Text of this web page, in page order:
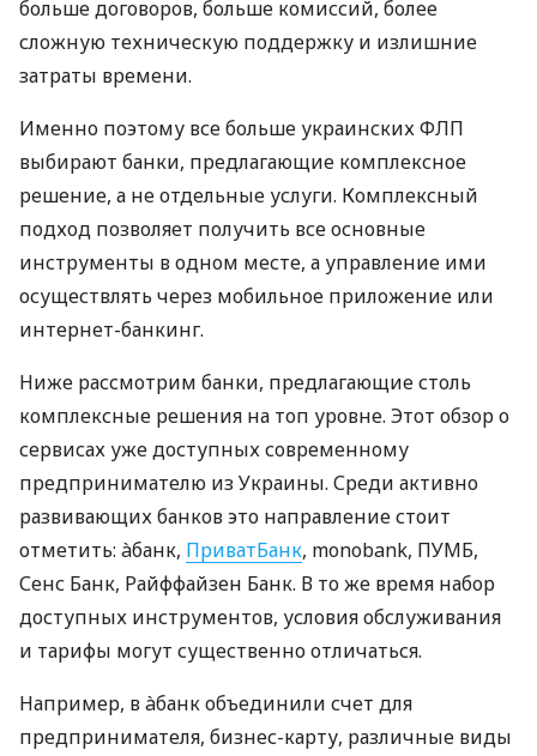
больше договоров, больше комиссий, более
сложную техническую поддержку и излишние
затраты времени.
Именно поэтому все больше украинских ФЛП
выбирают банки, предлагающие комплексное
решение, а не отдельные услуги. Комплексный
подход позволяет получить все основные
инструменты в одном месте, а управление ими
осуществлять через мобильное приложение или
интернет-банкинг.
Ниже рассмотрим банки, предлагающие столь
комплексные решения на топ уровне. Этот обзор о
сервисах уже доступных современному
предпринимателю из Украины. Среди активно
развивающих банков это направление стоит
отметить: àбанк, ПриватБанк, monobank, ПУМБ,
Сенс Банк, Райффайзен Банк. В то же время набор
доступных инструментов, условия обслуживания
и тарифы могут существенно отличаться.
Например, в àбанк объединили счет для
предпринимателя, бизнес-карту, различные виды